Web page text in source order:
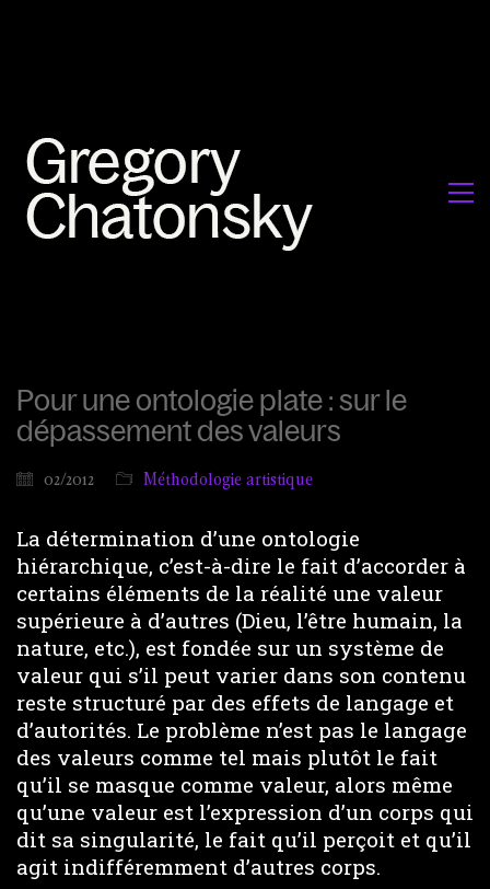
Pour une ontologie plate : sur le
dépassement des valeurs
02/2012 Méthodologie artistique
La détermination d’une ontologie
hiérarchique, c’est-à-dire le fait d’accorder à
certains éléments de la réalité une valeur
supérieure à d’autres (Dieu, l’être humain, la
nature, etc.), est fondée sur un système de
valeur qui s’il peut varier dans son contenu
reste structuré par des effets de langage et
d’autorités. Le problème n’est pas le langage
des valeurs comme tel mais plutôt le fait
qu’il se masque comme valeur, alors même
qu’une valeur est l’expression d’un corps qui
dit sa singularité, le fait qu’il perçoit et qu’il
agit indifféremment d’autres corps.